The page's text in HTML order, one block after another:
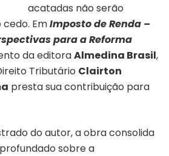
acatadas não serão
EmImposto de Renda –
para a Reforma
da editoraAlmedina Brasil,
Tributário Clairton
presta sua contribuição para
do autor, a obra consolida
sobre a